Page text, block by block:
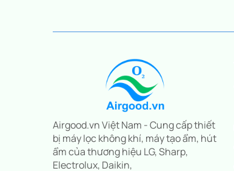
Airgood.vn Việt Nam - Cung cấp thiết
bị máy lọc không khí, máy tạo ẩm, hút
ẩm của thương hiệu LG, Sharp,
Electrolux, Daikin,